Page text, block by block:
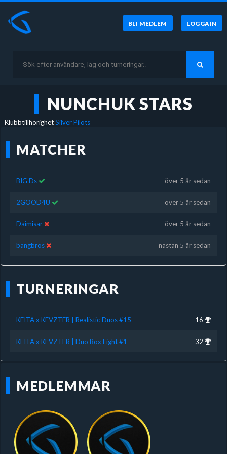
BLI MEDLEM LOGGA IN
NUNCHUK STARS
KlubbtillhörighetSilver Pilots
MATCHER
BIG Ds över 5 år sedan
2GOOD4U över 5 år sedan
Daimisar över 5 år sedan
bangbros nästan 5 år sedan
TURNERINGAR
KEITA x KEVZTER | Realistic Duos #15 16
KEITA x KEVZTER | Duo Box Fight #1 32
MEDLEMMAR